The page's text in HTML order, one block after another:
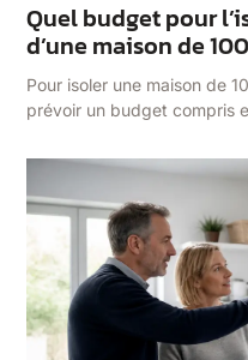
Quel budget pour
d’une maison de
Pour isoler une maison de
prévoir un budget compris